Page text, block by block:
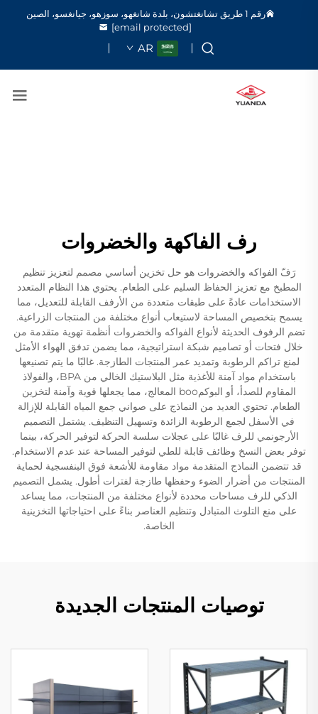
رقم 1 طريق تشانغتشون، بلدة شانغهو، سوزهو، جيانغسو، الصين
[email protected]
AR
رف الفاكهة والخضروات
رَفّ الفواكه والخضروات هو حل تخزين أساسي مصمم لتعزيز تنظيم
المطبخ مع تعزيز الحفاظ السليم على الطعام. يحتوي هذا النظام المتعدد
الاستخدامات عادةً على طبقات متعددة من الأرفف القابلة للتعديل، مما
يسمح بتخصيص المساحة لاستيعاب أنواع مختلفة من المنتجات الزراعية.
تضم الرفوف الحديثة لأنواع الفواكه والخضروات أنظمة تهوية متقدمة من
خلال فتحات أو تصاميم شبكة استراتيجية، مما يضمن تدفق الهواء الأمثل
لمنع تراكم الرطوبة وتمديد عمر المنتجات الطازجة. غالبًا ما يتم تصنيعها
باستخدام مواد آمنة للأغذية مثل البلاستيك الخالي من BPA، والفولاذ
المقاوم للصدأ، أو البوكمboo المعالج، مما يجعلها قوية وآمنة لتخزين
الطعام. تحتوي العديد من النماذج على صواني جمع المياه القابلة للإزالة
في الأسفل لجمع الرطوبة الزائدة وتسهيل التنظيف. يشتمل التصميم
الأرجونمي للرف غالبًا على عجلات سلسة الحركة لتوفير الحركة، بينما
توفر بعض النسخ وظائف قابلة للطي لتوفير المساحة عند عدم الاستخدام.
قد تتضمن النماذج المتقدمة مواد مقاومة للأشعة فوق البنفسجية لحماية
المنتجات من أضرار الضوء وحفظها طازجة لفترات أطول. يشمل التصميم
الذكي للرف مساحات محددة لأنواع مختلفة من المنتجات، مما يساعد
على منع التلوث المتبادل وتنظيم العناصر بناءً على احتياجاتها التخزينية
الخاصة.
توصيات المنتجات الجديدة